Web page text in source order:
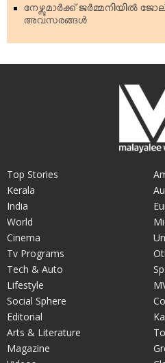
നേഴ്സുമാര്‍ക്ക് ജര്‍മ്മനിയില്‍
അവസരങ്ങള്‍
Top Stories
Kerala
India
World
Cinema
Tv Programs
Tech & Auto
Lifestyle
Social Sphere
Editorial
Arts & Literature
Magazine